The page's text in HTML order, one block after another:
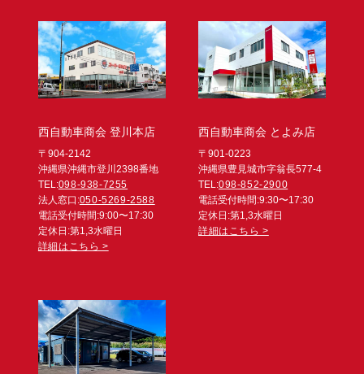
西自動車商会 登川本店
〒904-2142
沖縄県沖縄市登川2398番地
TEL:098-938-7255
法人窓口:050-5269-2588
電話受付時間:9:00〜17:30
定休日:第1,3水曜日
詳細はこちら >
西自動車商会 とよみ店
〒901-0223
沖縄県豊見城市字翁長577-4
TEL:098-852-2900
電話受付時間:9:30〜17:30
定休日:第1,3水曜日
詳細はこちら >